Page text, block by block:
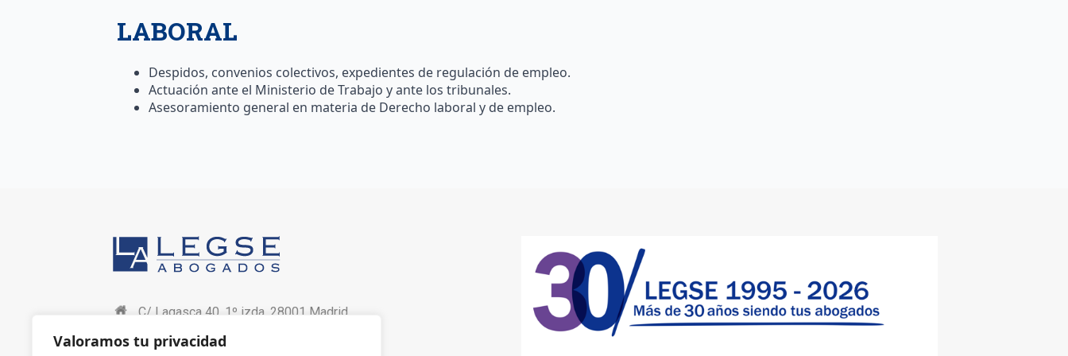
Valoramos tu privacidad
LABORAL
Despidos, convenios colectivos, expedientes de regulación de empleo.
Actuación ante el Ministerio de Trabajo y ante los tribunales.
Asesoramiento general en materia de Derecho laboral y de empleo.
C/ Lagasca 40, 1º izda. 28001 Madrid
+34 91 576 06 73